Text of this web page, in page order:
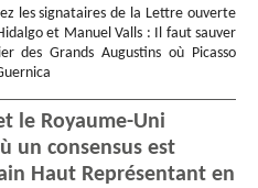
les signataires de la Lettre ouverte
et Manuel Valls : Il faut sauver
des Grands Augustins où Picasso
le Royaume-Uni
un consensus est
Haut Représentant en